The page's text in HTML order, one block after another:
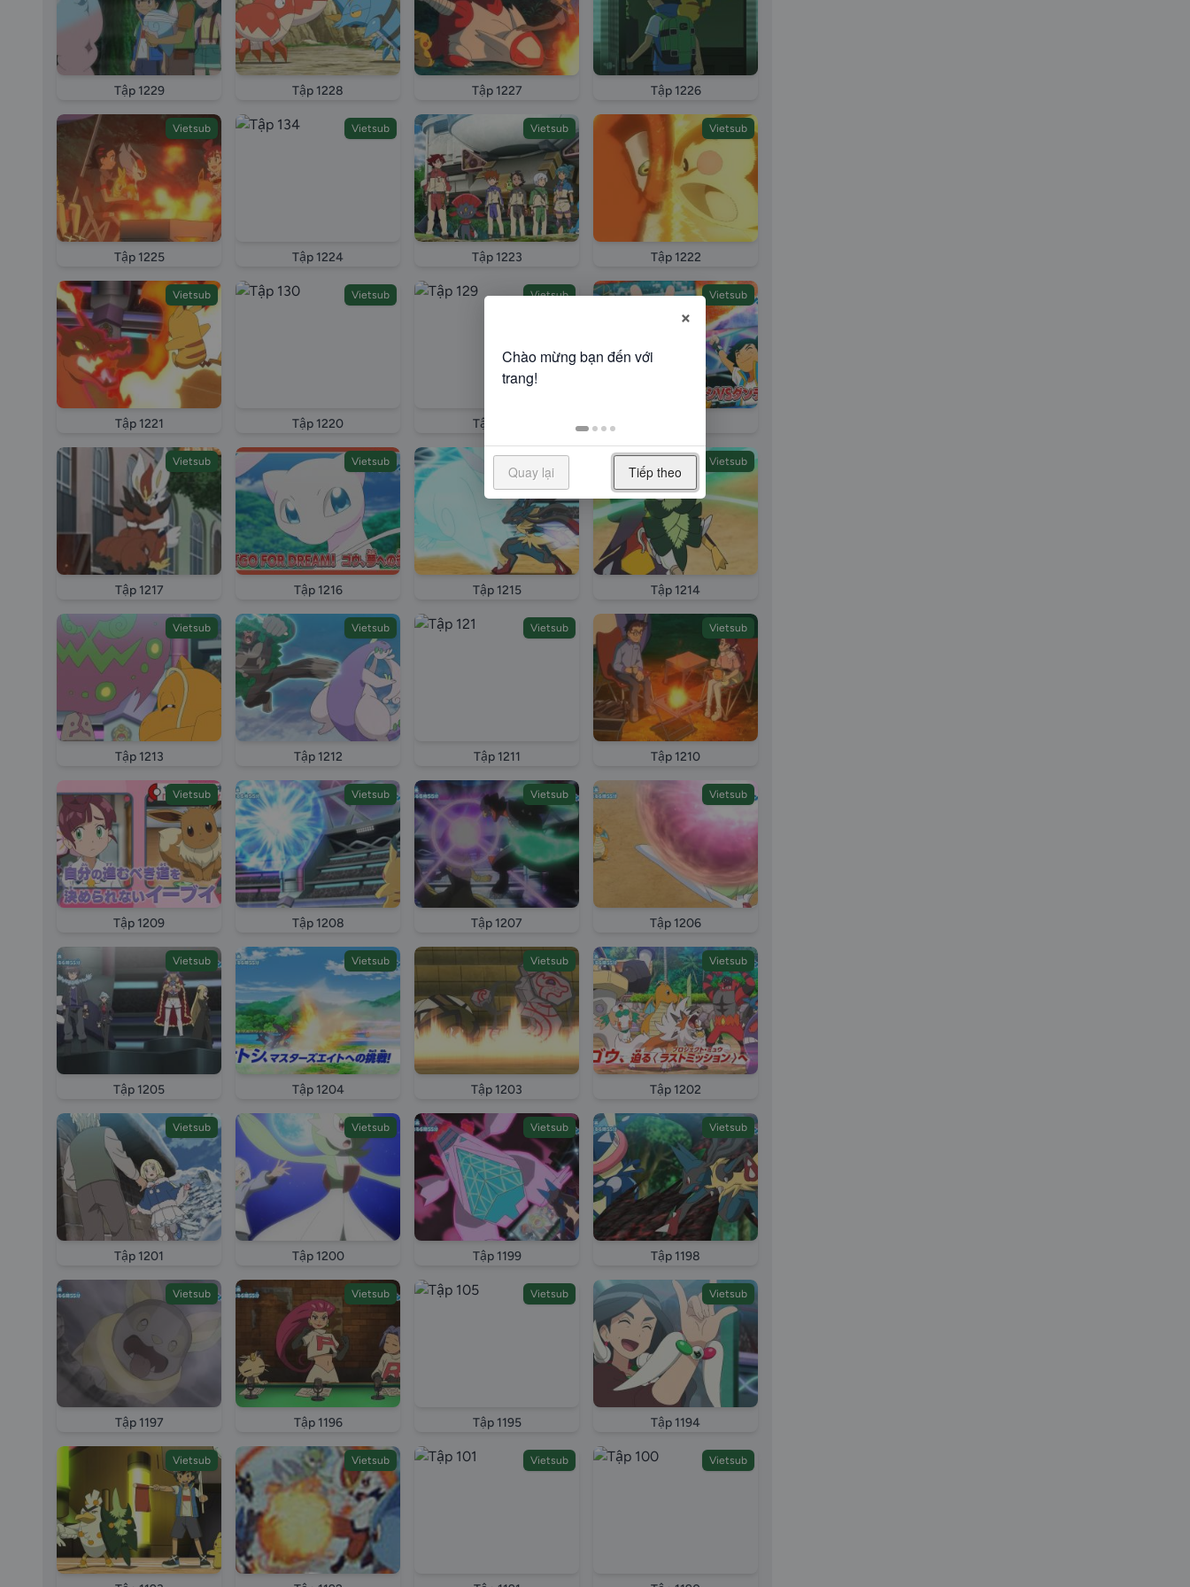
Tập 1229 Tập 1228 Tập 1227 Tập 1226
Vietsub
Tập 1225
Vietsub
Tập 1224
Vietsub
Tập 1223
Vietsub
Tập 1222
Vietsub
Tập 1221
Vietsub
Tập 1220
Vietsub
Tập 1219
Vietsub
Vietsub
Tập 1217
Vietsub
Tập 1216
Vietsub
Tập 1215
Vietsub
Tập 1214
Vietsub
Tập 1213
Vietsub
Tập 1212
Vietsub
Tập 1211
Vietsub
Tập 1210
Vietsub
Tập 1209
Vietsub
Tập 1208
Vietsub
Tập 1207
Vietsub
Tập 1206
Vietsub
Tập 1205
Vietsub
Tập 1204
Vietsub
Tập 1203
Vietsub
Tập 1202
Vietsub
Tập 1201
Vietsub
Tập 1200
Vietsub
Tập 1199
Vietsub
Tập 1198
Vietsub
Tập 1197
Vietsub
Tập 1196
Vietsub
Tập 1195
Vietsub
Tập 1194
Vietsub Vietsub Vietsub Vietsub
×
Quay lại Tiếp theo